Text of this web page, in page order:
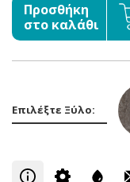
Προσθήκη
στο καλάθι
Επιλέξτε Ξύλο: